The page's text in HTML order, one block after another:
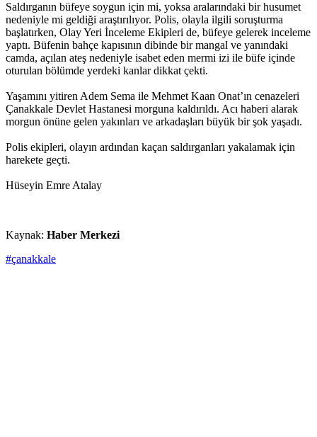
Saldırganın büfeye soygun için mi, yoksa aralarındaki bir husumet
nedeniyle mi geldiği araştırılıyor. Polis, olayla ilgili soruşturma
başlatırken, Olay Yeri İnceleme Ekipleri de, büfeye gelerek inceleme
yaptı. Büfenin bahçe kapısının dibinde bir mangal ve yanındaki
camda, açılan ateş nedeniyle isabet eden mermi izi ile büfe içinde
oturulan bölümde yerdeki kanlar dikkat çekti.
Yaşamını yitiren Adem Sema ile Mehmet Kaan Onat’ın cenazeleri
Çanakkale Devlet Hastanesi morguna kaldırıldı. Acı haberi alarak
morgun önüne gelen yakınları ve arkadaşları büyük bir şok yaşadı.
Polis ekipleri, olayın ardından kaçan saldırganları yakalamak için
harekete geçti.
Hüseyin Emre Atalay
Kaynak: Haber Merkezi
#çanakkale